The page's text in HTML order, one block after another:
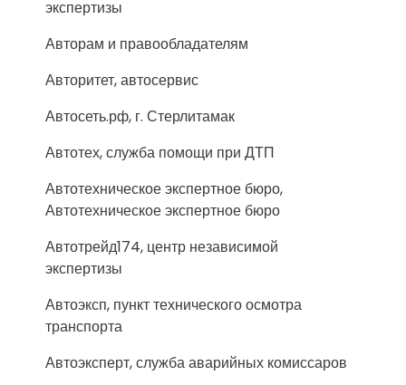
экспертизы
Авторам и правообладателям
Авторитет, автосервис
Автосеть.рф, г. Стерлитамак
Автотех, служба помощи при ДТП
Автотехническое экспертное бюро,
Автотехническое экспертное бюро
Автотрейд174, центр независимой
экспертизы
Автоэксп, пункт технического осмотра
транспорта
Автоэксперт, служба аварийных комиссаров